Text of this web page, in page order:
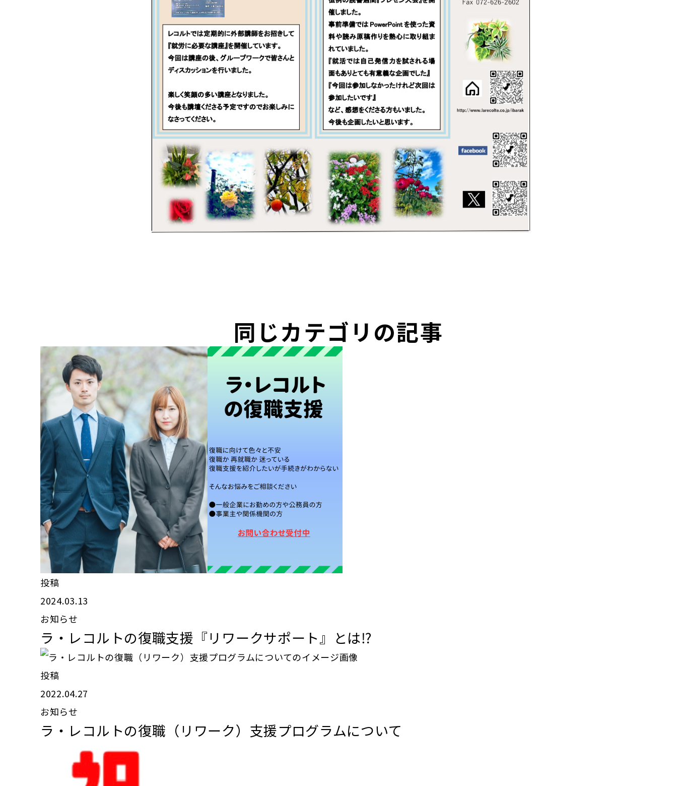
同じカテゴリの記事
投稿
2024.03.13
お知らせ
ラ・レコルトの復職支援『リワークサポート』とは⁉️
投稿
2022.04.27
お知らせ
ラ・レコルトの復職（リワーク）支援プログラムについて